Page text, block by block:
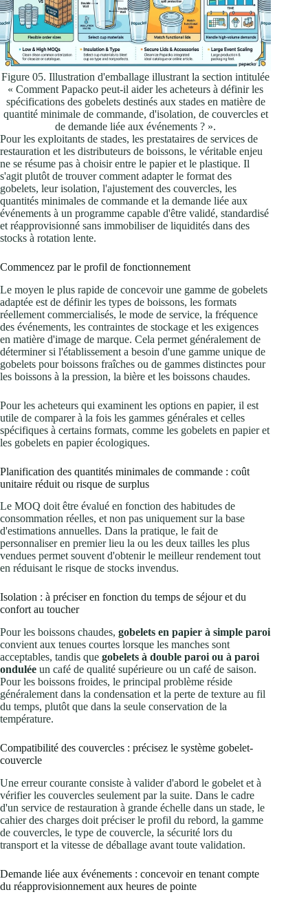
Figure 05. Illustration d'emballage illustrant la section intitulée
« Comment Papacko peut-il aider les acheteurs à définir les
spécifications des gobelets destinés aux stades en matière de
quantité minimale de commande, d'isolation, de couvercles et
de demande liée aux événements ? ».
Pour les exploitants de stades, les prestataires de services de
restauration et les distributeurs de boissons, le véritable enjeu
ne se résume pas à choisir entre le papier et le plastique. Il
s'agit plutôt de trouver comment adapter le format des
gobelets, leur isolation, l'ajustement des couvercles, les
quantités minimales de commande et la demande liée aux
événements à un programme capable d'être validé, standardisé
et réapprovisionné sans immobiliser de liquidités dans des
stocks à rotation lente.
Commencez par le profil de fonctionnement
Le moyen le plus rapide de concevoir une gamme de gobelets
adaptée est de définir les types de boissons, les formats
réellement commercialisés, le mode de service, la fréquence
des événements, les contraintes de stockage et les exigences
en matière d'image de marque. Cela permet généralement de
déterminer si l'établissement a besoin d'une gamme unique de
gobelets pour boissons fraîches ou de gammes distinctes pour
les boissons à la pression, la bière et les boissons chaudes.
Pour les acheteurs qui examinent les options en papier, il est
utile de comparer à la fois les gammes générales et celles
spécifiques à certains formats, comme les gobelets en papier et
les gobelets en papier écologiques.
Planification des quantités minimales de commande : coût
unitaire réduit ou risque de surplus
Le MOQ doit être évalué en fonction des habitudes de
consommation réelles, et non pas uniquement sur la base
d'estimations annuelles. Dans la pratique, le fait de
personnaliser en premier lieu la ou les deux tailles les plus
vendues permet souvent d'obtenir le meilleur rendement tout
en réduisant le risque de stocks invendus.
Isolation : à préciser en fonction du temps de séjour et du
confort au toucher
Pour les boissons chaudes, gobelets en papier à simple paroi
convient aux tenues courtes lorsque les manches sont
acceptables, tandis que gobelets à double paroi ou à paroi
ondulée un café de qualité supérieure ou un café de saison.
Pour les boissons froides, le principal problème réside
généralement dans la condensation et la perte de texture au fil
du temps, plutôt que dans la seule conservation de la
température.
Compatibilité des couvercles : précisez le système gobelet-
couvercle
Une erreur courante consiste à valider d'abord le gobelet et à
vérifier les couvercles seulement par la suite. Dans le cadre
d'un service de restauration à grande échelle dans un stade, le
cahier des charges doit préciser le profil du rebord, la gamme
de couvercles, le type de couvercle, la sécurité lors du
transport et la vitesse de déballage avant toute validation.
Demande liée aux événements : concevoir en tenant compte
du réapprovisionnement aux heures de pointe